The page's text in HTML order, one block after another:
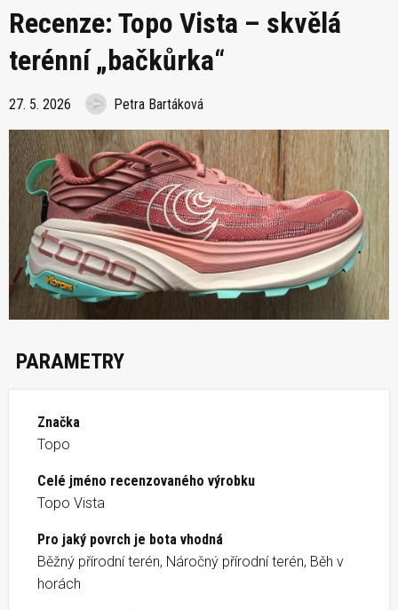
Recenze: Topo Vista – skvělá
terénní „bačkůrka“
27. 5. 2026 Petra Bartáková
PARAMETRY
Značka
Topo
Celé jméno recenzovaného výrobku
Topo Vista
Pro jaký povrch je bota vhodná
Běžný přírodní terén, Náročný přírodní terén, Běh v
horách